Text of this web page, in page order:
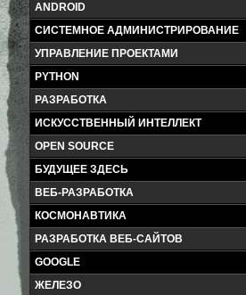
ANDROID
СИСТЕМНОЕ АДМИНИСТРИРОВАНИЕ
УПРАВЛЕНИЕ ПРОЕКТАМИ
PYTHON
РАЗРАБОТКА
ИСКУССТВЕННЫЙ ИНТЕЛЛЕКТ
OPEN SOURCE
БУДУЩЕЕ ЗДЕСЬ
ВЕБ-РАЗРАБОТКА
КОСМОНАВТИКА
РАЗРАБОТКА ВЕБ-САЙТОВ
GOOGLE
ЖЕЛЕЗО